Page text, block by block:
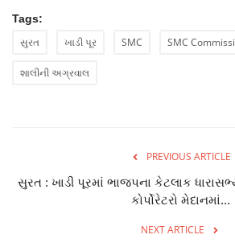
Tags:
સુરત ખાડી પૂર SMC SMC
શાલીની અગ્રવાલ
PREVIOUS ARTICLE
સુરત : ખાડી પૂરમાં ભાજપના કેટલાક
કોર્પોરેટરો મેદાનમાં...
NEXT ARTICLE